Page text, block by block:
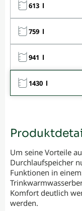
613 l
759 l
941 l
1430 l
Um seine Vorteile
Durchlaufspeicher
Funktionen in
Komfort deutlich
werden.